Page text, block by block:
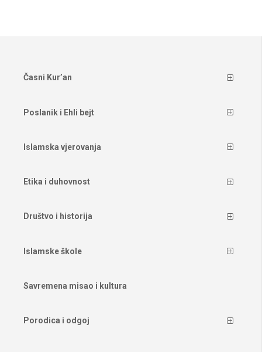
Časni Kur’an
Poslanik i Ehli bejt
Islamska vjerovanja
Etika i duhovnost
Društvo i historija
Islamske škole
Savremena misao i kultura
Porodica i odgoj